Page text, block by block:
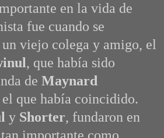
en la vida de
fue cuando se
viejo colega y amigo, el
, que había sido
de Maynard
que había coincidido.
y Shorter, fundaron en